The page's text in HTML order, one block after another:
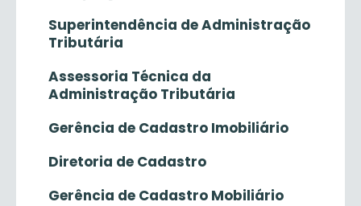
Superintendência de Administração
Tributária
Assessoria Técnica da
Administração Tributária
Gerência de Cadastro Imobiliário
Diretoria de Cadastro
Gerência de Cadastro Mobiliário